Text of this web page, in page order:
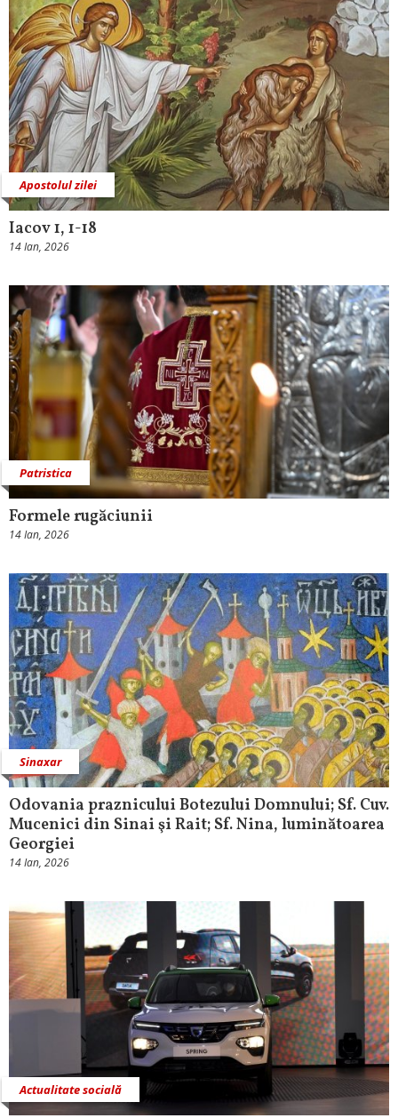
Apostolul zilei
Iacov 1, 1-18
14 Ian, 2026
Patristica
Formele rugăciunii
14 Ian, 2026
Sinaxar
Odovania praznicului Botezului Domnului; Sf. Cuv.
Mucenici din Sinai şi Rait; Sf. Nina, luminătoarea
Georgiei
14 Ian, 2026
Actualitate socială